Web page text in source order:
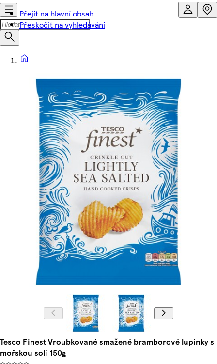
Přejít na hlavní obsah
Přeskočit na vyhledávání
Tesco Finest Vroubkované smažené bramborové lupínky s
mořskou solí 150g